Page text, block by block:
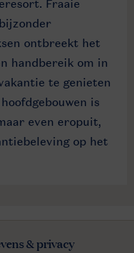
Fraaie
ontbreekt het
handbereik om in
te genieten
is
even eropuit,
op het
& privacy